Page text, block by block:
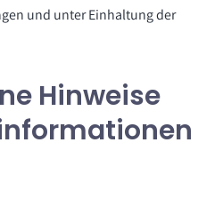
und unter Einhaltung der
Hinweise